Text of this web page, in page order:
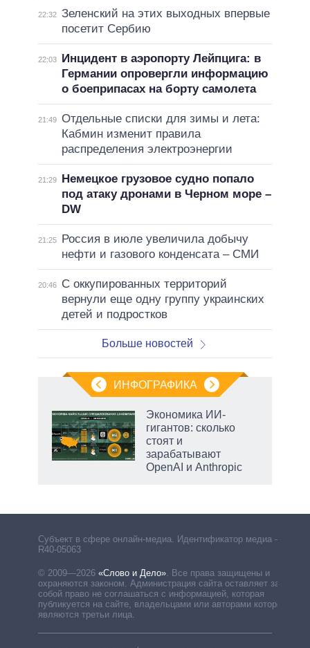
22:32 Зеленский на этих выходных впервые
посетит Сербию
22:03
Инцидент в аэропорту Лейпцига: в
Германии опровергли информацию
о боеприпасах на борту самолета
21:49 Отдельные списки для зимы и лета:
Кабмин изменит правила
распределения электроэнергии
21:29
Немецкое грузовое судно попало
под атаку дронами в Черном море –
DW
21:25
Россия в июле увеличила добычу
нефти и газового конденсата – СМИ
20:46
С оккупированных территорий
вернули еще одну группу украинских
детей и подростков
Больше новостей
ИНФОГРАФИКА
Экономика ИИ-
гигантов: сколько
стоят и
зарабатывают
OpenAI и Anthropic
Субъект в сфере онлайн-медиа. Идентификатор медиа –
R40-05063
© 2009—2026 «Слово и Дело»
Все права защищены и
охраняются законом. Администрация сайта оставляет за
собой право не соглашаться с информацией, которая
публикуется на сайте, владельцами или авторами которой
являются третьи лица.